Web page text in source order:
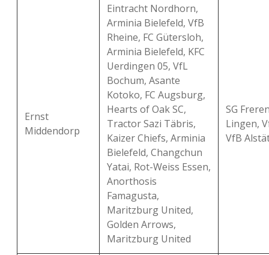
Ernst
Middendorp
Eintracht Nordhorn,
Arminia Bielefeld, VfB
Rheine, FC Gütersloh,
Arminia Bielefeld, KFC
Uerdingen 05, VfL
Bochum, Asante
Kotoko, FC Augsburg,
Hearts of Oak SC,
Tractor Sazi Täbris,
Kaizer Chiefs, Arminia
Bielefeld, Changchun
Yatai, Rot-Weiss Essen,
Anorthosis
Famagusta,
Maritzburg United,
Golden Arrows,
Maritzburg United
SG
Lingen,
VfB